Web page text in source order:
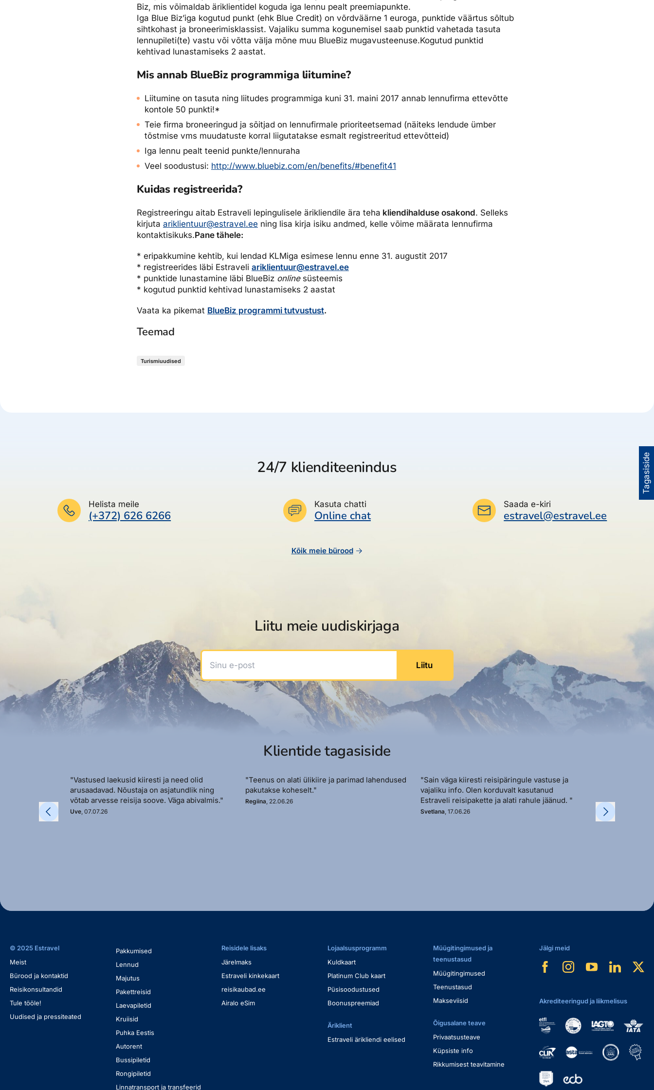
Ettevõttest, kontaktid, reisikonsultandi teenus, tule tööle, uudised...
Tagasiside
Biz, mis võimaldab äriklientidel koguda iga lennu pealt preemiapunkte.
Iga Blue Biz’iga kogutud punkt (ehk Blue Credit) on võrdväärne 1 euroga, punktide väärtus sõltub
sihtkohast ja broneerimisklassist. Vajaliku summa kogunemisel saab punktid vahetada tasuta
lennupileti(te) vastu või võtta välja mõne muu BlueBiz mugavusteenuse.Kogutud punktid
kehtivad lunastamiseks 2 aastat.
Mis annab BlueBiz programmiga liitumine?
Liitumine on tasuta ning liitudes programmiga kuni 31. maini 2017 annab lennufirma ettevõtte
kontole 50 punkti!*
Teie firma broneeringud ja sõitjad on lennufirmale prioriteetsemad (näiteks lendude ümber
tõstmise vms muudatuste korral liigutatakse esmalt registreeritud ettevõtteid)
Iga lennu pealt teenid punkte/lennuraha
Veel soodustusi: http://www.bluebiz.com/en/benefits/#benefit41
Kuidas registreerida?
Registreeringu aitab Estraveli lepingulisele ärikliendile ära teha kliendihalduse osakond. Selleks
kirjuta ariklientuur@estravel.ee ning lisa kirja isiku andmed, kelle võime määrata lennufirma
kontaktisikuks.Pane tähele:
* eripakkumine kehtib, kui lendad KLMiga esimese lennu enne 31. augustit 2017
* registreerides läbi Estraveli ariklientuur@estravel.ee
* punktide lunastamine läbi BlueBiz onlinesüsteemis
* kogutud punktid kehtivad lunastamiseks 2 aastat
Vaata ka pikemat BlueBiz programmi tutvustust.
Teemad
Turismiuudised
24/7 klienditeenindus
Helista meile
(+372) 626 6266
Kasuta chatti
Online chat
Saada e-kiri
estravel@estravel.ee
Kõik meie bürood
Liitu meie uudiskirjaga
Sinu e-post
Liitu
Klientide tagasiside
"Vastused laekusid kiiresti ja need olid
arusaadavad. Nõustaja on asjatundlik ning
võtab arvesse reisija soove. Väga abivalmis."
Uve, 07.07.26
"Teenus on alati ülikiire ja parimad lahendused
pakutakse koheselt."
Regiina, 22.06.26
"Sain väga kiiresti reisipäringule vastuse ja
vajaliku info. Olen korduvalt kasutanud
Estraveli reisipakette ja alati rahule jäänud. "
Svetlana, 17.06.26
soovi korral. "
Kadi, 11.06.26
© 2025 Estravel
Meist
Bürood ja kontaktid
Reisikonsultandid
Tule tööle!
Uudised ja pressiteated
Pakkumised
Lennud
Majutus
Pakettreisid
Laevapiletid
Kruiisid
Puhka Eestis
Autorent
Bussipiletid
Rongipiletid
Linnatransport ja transfeerid
Reisidele lisaks
Järelmaks
Estraveli kinkekaart
reisikaubad.ee
Airalo eSim
Lojaalsusprogramm
Kuldkaart
Platinum Club kaart
Püsisoodustused
Boonuspreemiad
Äriklient
Estraveli ärikliendi eelised
Müügitingimused ja
teenustasud
Müügitingimused
Teenustasud
Makseviisid
Õigusalane teave
Privaatsusteave
Küpsiste info
Rikkumisest teavitamine
Jälgi meid
Akrediteeringud ja liikmelisus